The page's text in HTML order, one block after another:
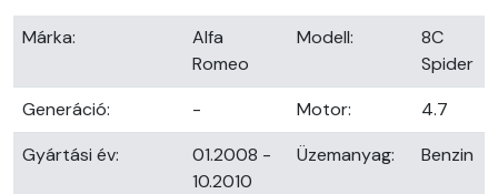
Márka:
Alfa
Romeo
Modell:
8C
Spider
Generáció:
- Motor:
4.7
Gyártási év:
01.2008 -
10.2010
Üzemanyag: Benzin